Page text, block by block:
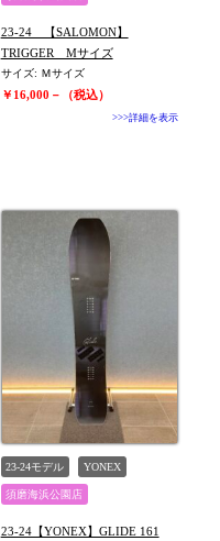
23-24 【SALOMON】
TRIGGER Mサイズ
サイズ: Ｍサイズ
￥16,000－（税込）
>>>詳細を表示
23-24モデル YONEX
須磨海浜公園店
23-24【YONEX】GLIDE 161